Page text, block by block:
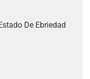
De Ebriedad